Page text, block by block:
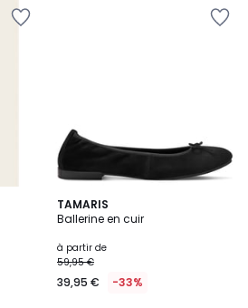
TAMARIS
Ballerine en cuir
à partir de
59,95 €
39,95 € -33%
4
Couleurs